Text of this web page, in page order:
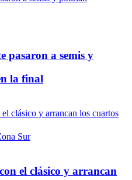
pasaron a semis y
la final
el clásico y arrancan